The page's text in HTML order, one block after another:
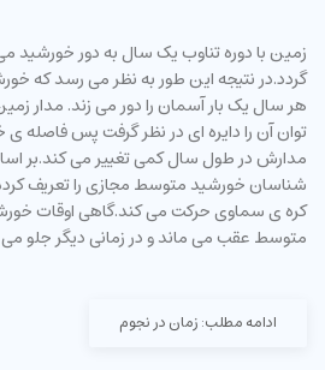
زمین با دوره تناوب یک سال به دور خورشید
گردد.در نتیجه این طور به نظر می رسد که
هر سال یک بار آسمان را دور می زند. مدار
توان آن را دایره ای در نظر گرفت پس فاصله
مدارش در طول سال کمی تغییر می کند.بر
شناسان خورشید متوسط مجازی را تعریف
کره ی سماوی حرکت می کند.گاهی اوقات
متوسط عقب می ماند و در زمانی دیگر جلو می
ادامه مطلب: زمان در نجوم